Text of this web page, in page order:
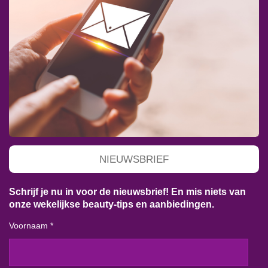
NIEUWSBRIEF
Schrijf je nu in voor de nieuwsbrief! En mis niets van
onze wekelijkse beauty-tips en aanbiedingen.
Voornaam *